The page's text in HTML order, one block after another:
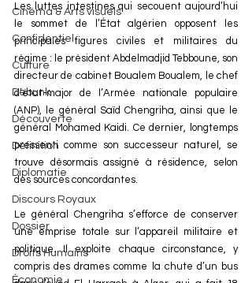
Cinéma & Arts visuels
Confidentiel
Culture
Debunk
Découverte
Définition
Diplomatie
Discours Royaux
Dossier
Droits Humains
Économie
Les luttes intestines qui secouent aujourd’hui
le sommet de l’État algérien opposent les
principales figures civiles et militaires du
régime : le président Abdelmadjid Tebboune, son
directeur de cabinet Boualem Boualem, le chef
d’état-major de l’Armée nationale populaire
(ANP), le général Saïd Chengriha, ainsi que le
général Mohamed Kaidi. Ce dernier, longtemps
pressenti comme son successeur naturel, se
trouve désormais assigné à résidence, selon
des sources concordantes.
Le général Chengriha s’efforce de conserver
une emprise totale sur l’appareil militaire et
politique. Il exploite chaque circonstance, y
compris des drames comme la chute d’un bus